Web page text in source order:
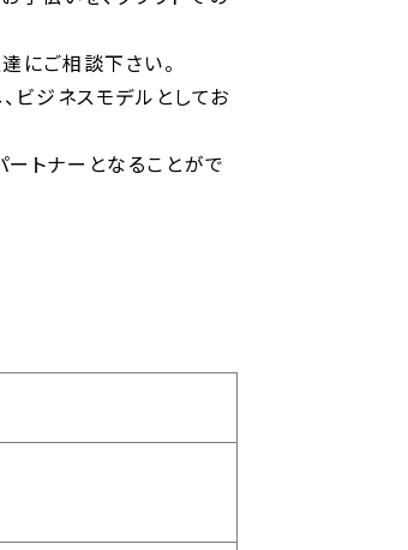
にご相談下さい。
ビジネスモデルとしてお
トナーとなることがで